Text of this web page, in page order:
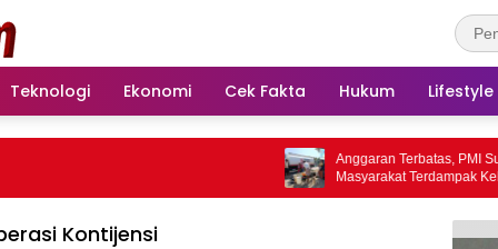
Teknologi Ekonomi Cek Fakta Hukum Lifestyle
Anggaran Terbatas, PMI Sulbar
Masyarakat Terdampak Kekeringan
Kontijensi